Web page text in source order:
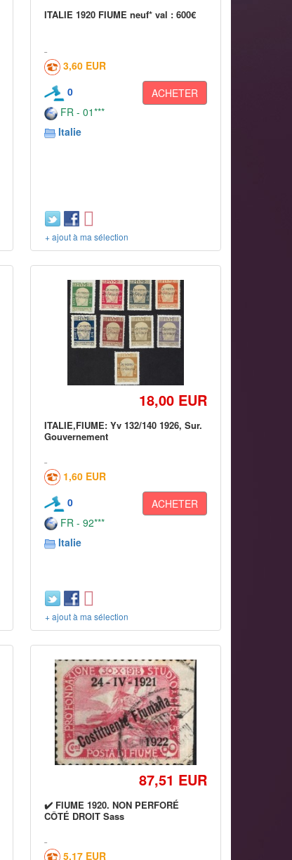
ITALIE 1920 FIUME neuf* val : 600€
3,60 EUR
0
ACHETER
FR - 01***
Italie
+ ajout à ma sélection
18,00 EUR
ITALIE,FIUME: Yv 132/140 1926, Sur.
Gouvernement
1,60 EUR
0
ACHETER
FR - 92***
Italie
+ ajout à ma sélection
87,51 EUR
✔️ FIUME 1920. NON PERFORÉ
CÔTÉ DROIT Sass
5,17 EUR